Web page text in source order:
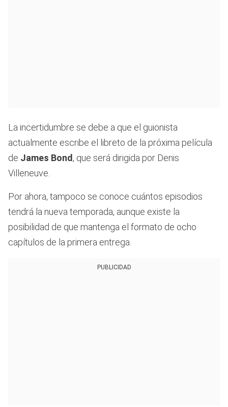
La incertidumbre se debe a que el guionista
actualmente escribe el libreto de la próxima película
de James Bond, que será dirigida por Denis
Villeneuve.
Por ahora, tampoco se conoce cuántos episodios
tendrá la nueva temporada, aunque existe la
posibilidad de que mantenga el formato de ocho
capítulos de la primera entrega.
PUBLICIDAD